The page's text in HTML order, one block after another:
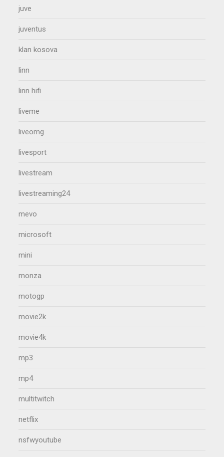
juve
juventus
klan kosova
linn
linn hifi
liveme
liveomg
livesport
livestream
livestreaming24
mevo
microsoft
mini
monza
motogp
movie2k
movie4k
mp3
mp4
multitwitch
netflix
nsfwyoutube